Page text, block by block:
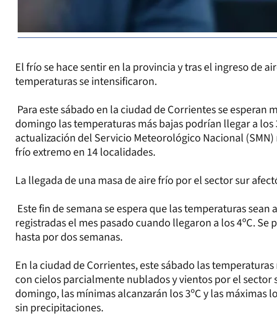
El frío se hace sentir en la provincia y tras el ingreso de
temperaturas se intensificaron.
Para este sábado en la ciudad de Corrientes se esperan
domingo las temperaturas más bajas podrían llegar a los
actualización del Servicio Meteorológico Nacional
frío extremo en 14 localidades.
La llegada de una masa de aire frío por el sector sur
Este fin de semana se espera que las temperaturas sean
registradas el mes pasado cuando llegaron a los 4ºC.
hasta por dos semanas.
En la ciudad de Corrientes, este sábado las temperaturas
con cielos parcialmente nublados y vientos por el sector
domingo, las mínimas alcanzarán los 3ºC y las máximas
sin precipitaciones.